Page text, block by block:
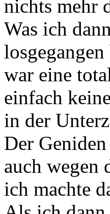
nichts mehr
Was ich
war eine
einfach
in der
Der
auch wegen
ich machte